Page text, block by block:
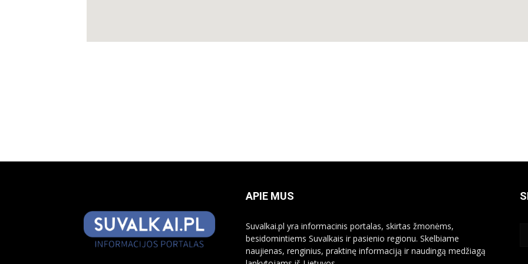
APIE MUS
Suvalkai.pl yra informacinis portalas, skirtas žmonėms,
besidomintiems Suvalkais ir pasienio regionu. Skelbiame
naujienas, renginius, praktinę informaciją ir naudingą medžiagą